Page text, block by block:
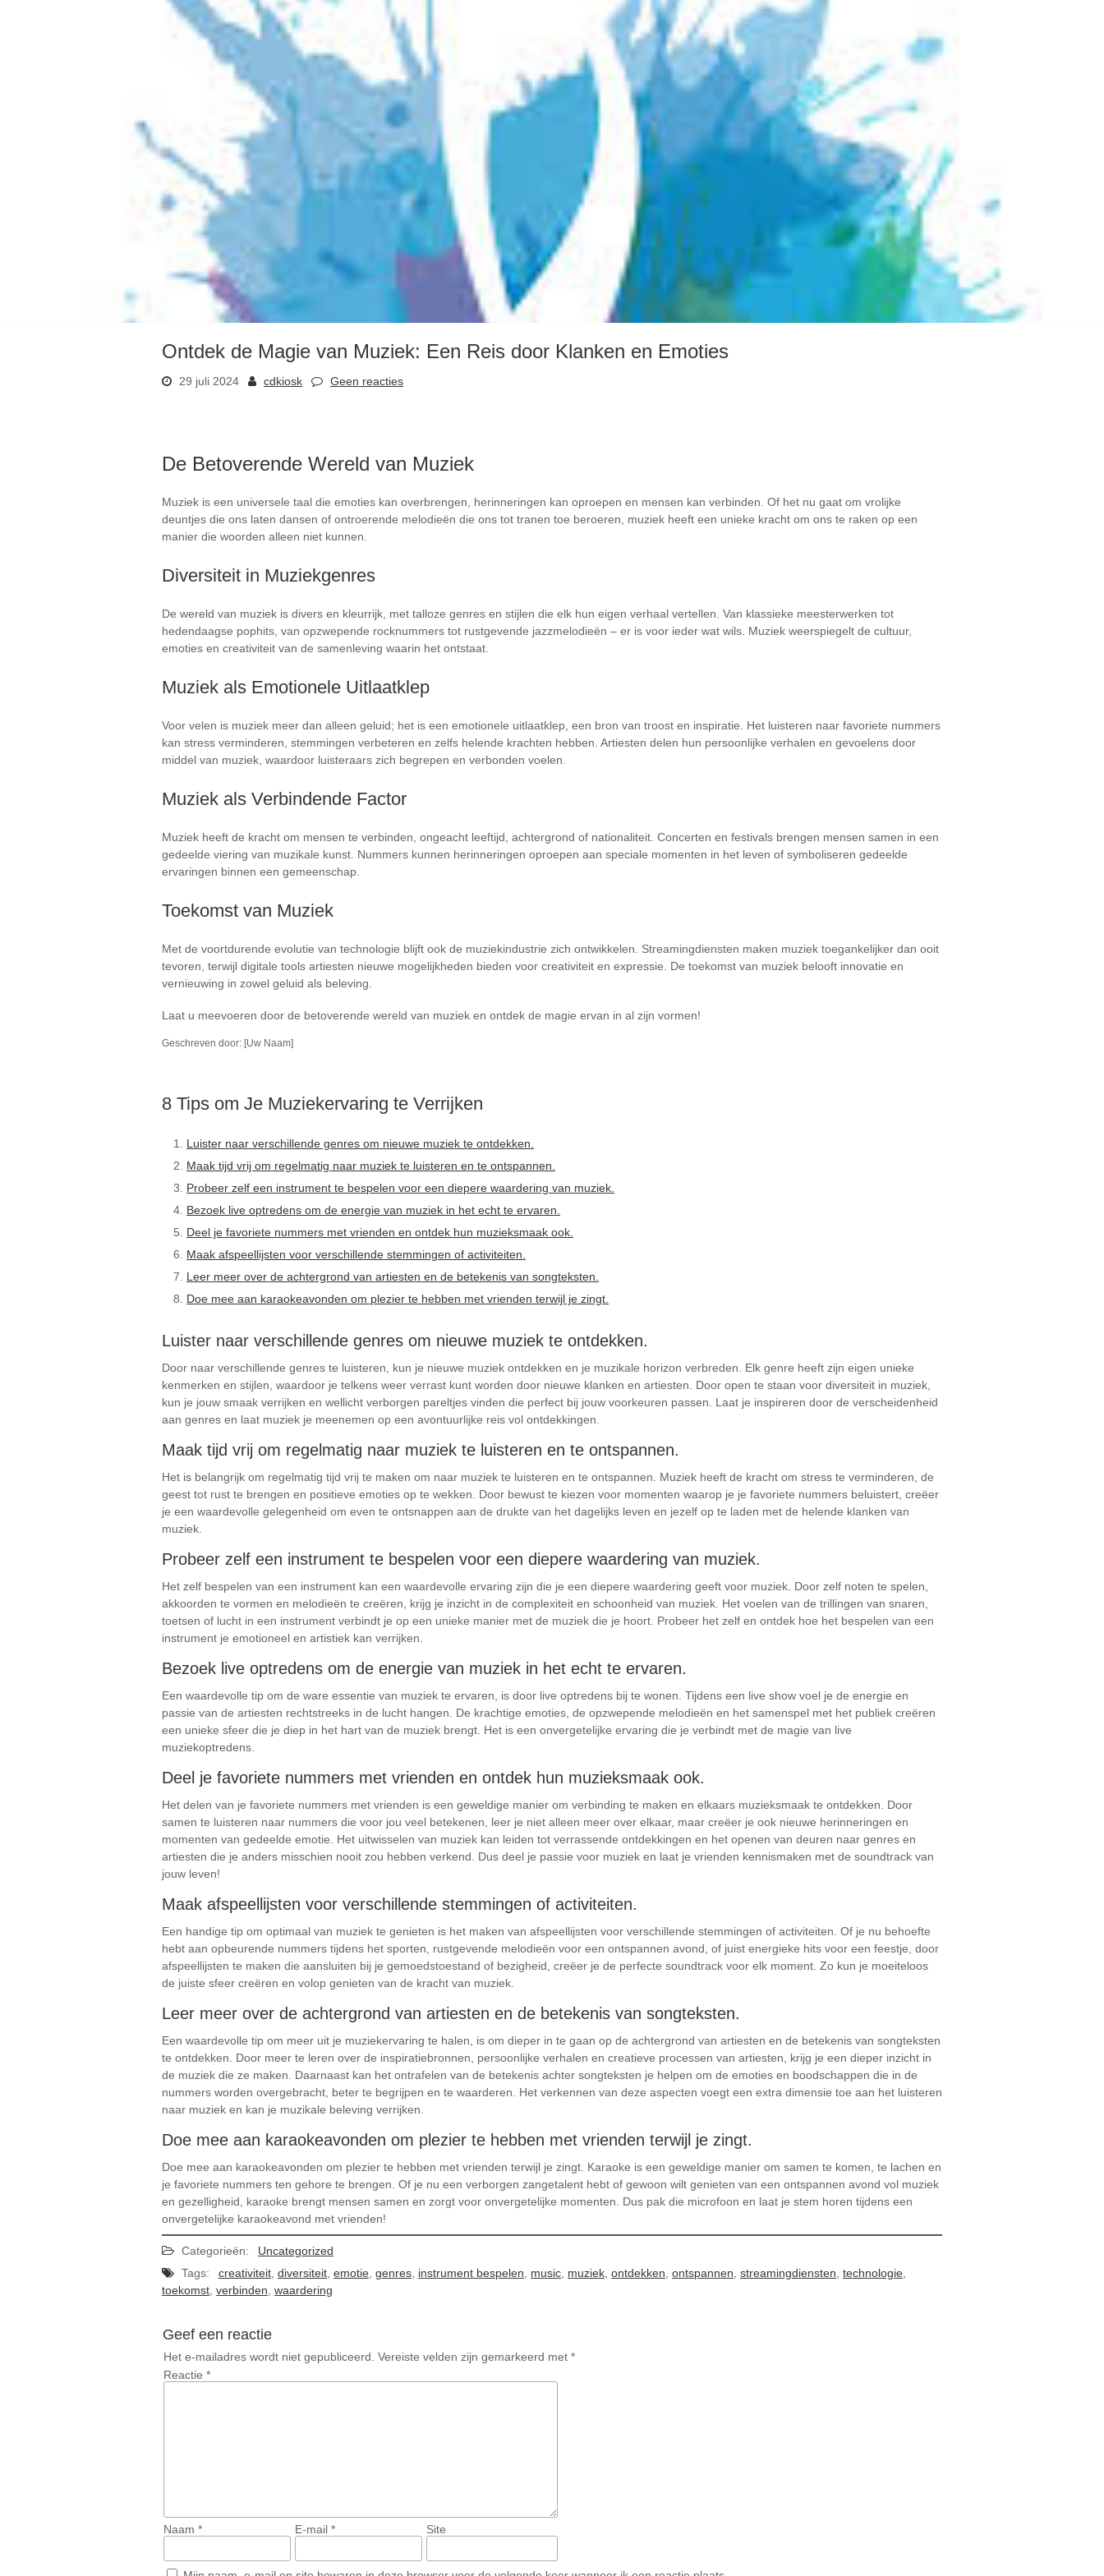
Ontdek de Magie van Muziek: Een Reis door Klanken en Emoties
29 juli 2024 cdkiosk Geen reacties
De Betoverende Wereld van Muziek
Muziek is een universele taal die emoties kan overbrengen, herinneringen kan oproepen en mensen kan verbinden. Of het nu gaat om vrolijke
deuntjes die ons laten dansen of ontroerende melodieën die ons tot tranen toe beroeren, muziek heeft een unieke kracht om ons te raken op een
manier die woorden alleen niet kunnen.
Diversiteit in Muziekgenres
De wereld van muziek is divers en kleurrijk, met talloze genres en stijlen die elk hun eigen verhaal vertellen. Van klassieke meesterwerken tot
hedendaagse pophits, van opzwepende rocknummers tot rustgevende jazzmelodieën – er is voor ieder wat wils. Muziek weerspiegelt de cultuur,
emoties en creativiteit van de samenleving waarin het ontstaat.
Muziek als Emotionele Uitlaatklep
Voor velen is muziek meer dan alleen geluid; het is een emotionele uitlaatklep, een bron van troost en inspiratie. Het luisteren naar favoriete nummers
kan stress verminderen, stemmingen verbeteren en zelfs helende krachten hebben. Artiesten delen hun persoonlijke verhalen en gevoelens door
middel van muziek, waardoor luisteraars zich begrepen en verbonden voelen.
Muziek als Verbindende Factor
Muziek heeft de kracht om mensen te verbinden, ongeacht leeftijd, achtergrond of nationaliteit. Concerten en festivals brengen mensen samen in een
gedeelde viering van muzikale kunst. Nummers kunnen herinneringen oproepen aan speciale momenten in het leven of symboliseren gedeelde
ervaringen binnen een gemeenschap.
Toekomst van Muziek
Met de voortdurende evolutie van technologie blijft ook de muziekindustrie zich ontwikkelen. Streamingdiensten maken muziek toegankelijker dan ooit
tevoren, terwijl digitale tools artiesten nieuwe mogelijkheden bieden voor creativiteit en expressie. De toekomst van muziek belooft innovatie en
vernieuwing in zowel geluid als beleving.
Laat u meevoeren door de betoverende wereld van muziek en ontdek de magie ervan in al zijn vormen!
Geschreven door: [Uw Naam]
8 Tips om Je Muziekervaring te Verrijken
Luister naar verschillende genres om nieuwe muziek te ontdekken.
Maak tijd vrij om regelmatig naar muziek te luisteren en te ontspannen.
Probeer zelf een instrument te bespelen voor een diepere waardering van muziek.
Bezoek live optredens om de energie van muziek in het echt te ervaren.
Deel je favoriete nummers met vrienden en ontdek hun muzieksmaak ook.
Maak afspeellijsten voor verschillende stemmingen of activiteiten.
Leer meer over de achtergrond van artiesten en de betekenis van songteksten.
Doe mee aan karaokeavonden om plezier te hebben met vrienden terwijl je zingt.
Luister naar verschillende genres om nieuwe muziek te ontdekken.
Door naar verschillende genres te luisteren, kun je nieuwe muziek ontdekken en je muzikale horizon verbreden. Elk genre heeft zijn eigen unieke
kenmerken en stijlen, waardoor je telkens weer verrast kunt worden door nieuwe klanken en artiesten. Door open te staan voor diversiteit in muziek,
kun je jouw smaak verrijken en wellicht verborgen pareltjes vinden die perfect bij jouw voorkeuren passen. Laat je inspireren door de verscheidenheid
aan genres en laat muziek je meenemen op een avontuurlijke reis vol ontdekkingen.
Maak tijd vrij om regelmatig naar muziek te luisteren en te ontspannen.
Het is belangrijk om regelmatig tijd vrij te maken om naar muziek te luisteren en te ontspannen. Muziek heeft de kracht om stress te verminderen, de
geest tot rust te brengen en positieve emoties op te wekken. Door bewust te kiezen voor momenten waarop je je favoriete nummers beluistert, creëer
je een waardevolle gelegenheid om even te ontsnappen aan de drukte van het dagelijks leven en jezelf op te laden met de helende klanken van
muziek.
Probeer zelf een instrument te bespelen voor een diepere waardering van muziek.
Het zelf bespelen van een instrument kan een waardevolle ervaring zijn die je een diepere waardering geeft voor muziek. Door zelf noten te spelen,
akkoorden te vormen en melodieën te creëren, krijg je inzicht in de complexiteit en schoonheid van muziek. Het voelen van de trillingen van snaren,
toetsen of lucht in een instrument verbindt je op een unieke manier met de muziek die je hoort. Probeer het zelf en ontdek hoe het bespelen van een
instrument je emotioneel en artistiek kan verrijken.
Bezoek live optredens om de energie van muziek in het echt te ervaren.
Een waardevolle tip om de ware essentie van muziek te ervaren, is door live optredens bij te wonen. Tijdens een live show voel je de energie en
passie van de artiesten rechtstreeks in de lucht hangen. De krachtige emoties, de opzwepende melodieën en het samenspel met het publiek creëren
een unieke sfeer die je diep in het hart van de muziek brengt. Het is een onvergetelijke ervaring die je verbindt met de magie van live
muziekoptredens.
Deel je favoriete nummers met vrienden en ontdek hun muzieksmaak ook.
Het delen van je favoriete nummers met vrienden is een geweldige manier om verbinding te maken en elkaars muzieksmaak te ontdekken. Door
samen te luisteren naar nummers die voor jou veel betekenen, leer je niet alleen meer over elkaar, maar creëer je ook nieuwe herinneringen en
momenten van gedeelde emotie. Het uitwisselen van muziek kan leiden tot verrassende ontdekkingen en het openen van deuren naar genres en
artiesten die je anders misschien nooit zou hebben verkend. Dus deel je passie voor muziek en laat je vrienden kennismaken met de soundtrack van
jouw leven!
Maak afspeellijsten voor verschillende stemmingen of activiteiten.
Een handige tip om optimaal van muziek te genieten is het maken van afspeellijsten voor verschillende stemmingen of activiteiten. Of je nu behoefte
hebt aan opbeurende nummers tijdens het sporten, rustgevende melodieën voor een ontspannen avond, of juist energieke hits voor een feestje, door
afspeellijsten te maken die aansluiten bij je gemoedstoestand of bezigheid, creëer je de perfecte soundtrack voor elk moment. Zo kun je moeiteloos
de juiste sfeer creëren en volop genieten van de kracht van muziek.
Leer meer over de achtergrond van artiesten en de betekenis van songteksten.
Een waardevolle tip om meer uit je muziekervaring te halen, is om dieper in te gaan op de achtergrond van artiesten en de betekenis van songteksten
te ontdekken. Door meer te leren over de inspiratiebronnen, persoonlijke verhalen en creatieve processen van artiesten, krijg je een dieper inzicht in
de muziek die ze maken. Daarnaast kan het ontrafelen van de betekenis achter songteksten je helpen om de emoties en boodschappen die in de
nummers worden overgebracht, beter te begrijpen en te waarderen. Het verkennen van deze aspecten voegt een extra dimensie toe aan het luisteren
naar muziek en kan je muzikale beleving verrijken.
Doe mee aan karaokeavonden om plezier te hebben met vrienden terwijl je zingt.
Doe mee aan karaokeavonden om plezier te hebben met vrienden terwijl je zingt. Karaoke is een geweldige manier om samen te komen, te lachen en
je favoriete nummers ten gehore te brengen. Of je nu een verborgen zangetalent hebt of gewoon wilt genieten van een ontspannen avond vol muziek
en gezelligheid, karaoke brengt mensen samen en zorgt voor onvergetelijke momenten. Dus pak die microfoon en laat je stem horen tijdens een
onvergetelijke karaokeavond met vrienden!
Categorieën:
Uncategorized
Tags:
creativiteit diversiteit emotie genres instrument bespelen music muziek ontdekken ontspannen streamingdiensten technologie
toekomst verbinden waardering
Geef een reactie
Het e-mailadres wordt niet gepubliceerd. Vereiste velden zijn gemarkeerd met *
Reactie *
Naam * E-mail * Site